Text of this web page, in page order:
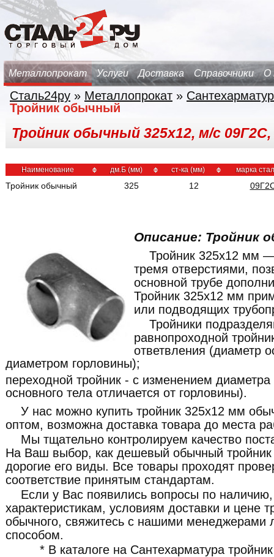
Металлопрокат Услуги Доставка Справочники О
Сталь24ру » Металлопрокат »
Тройник обычный
Тройник обычный 325х12, м/с
Наименование дм.Б (мм) ст-ка (мм) марка
Тройник обычный 325 12
Описание: Тройник
Тройник 325x12 мм
тремя отверстиями,
основной трубе
Тройник 325x12 мм
или подводящих
Тройники
равнопроходной
ответвления (диаметр
диаметром горловины);
переходной тройник - с изменением
основного тела отличается от горловины).
У нас можно купить тройник 325x12 мм
оптом, возможна доставка товара до места
Мы тщательно контролируем качество
На Ваш выбор, как дешевый обычный
дорогие его виды. Все товары проходят
соответствие принятым стандартам.
Если у Вас появились вопросы по наличию,
характеристикам, условиям доставки и цене
обычного, свяжитесь с нашими
способом.
* В каталоге на Сантехарматура